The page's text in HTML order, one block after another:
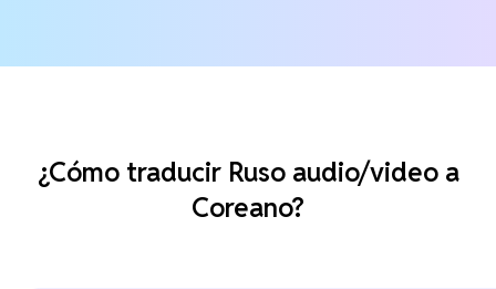
¿Cómo traducir Ruso audio/video a
Coreano?